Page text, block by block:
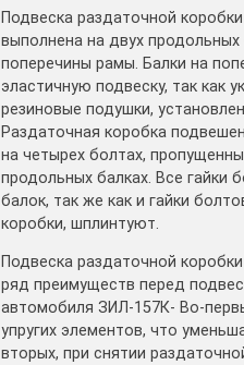
Подвеска раздаточной
выполнена на двух
поперечины рамы. Балки на
эластичную подвеску, так как
резиновые подушки,
Раздаточная коробка
на четырех болтах,
продольных балках. Все гайки
балок, так же как и гайки
коробки, шплин­туют.
Подвеска раздаточной
ряд преимуществ перед
автомобиля ЗИЛ-157К- Во-
упругих элементов, что
вторых, при снятии